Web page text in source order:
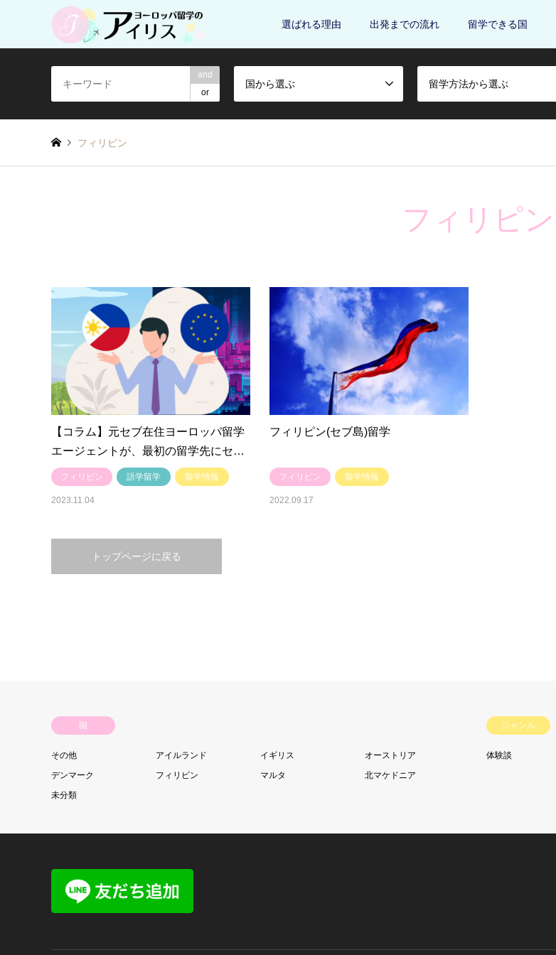
選ばれる理由 出発までの流れ 留学できる国
and
or
国から選ぶ 留学方法から選ぶ
フィリピン
フィリピン
【コラム】元セブ在住ヨーロッパ留学
エージェントが、最初の留学先にセ…
フィリピン 語学留学 留学情報
2023.11.04
フィリピン(セブ島)留学
フィリピン 留学情報
2022.09.17
トップページに戻る
国
その他 アイルランド イギリス
オーストリア
デンマーク
フィリピン マルタ
北マケドニア
未分類
ジャンル
体験談